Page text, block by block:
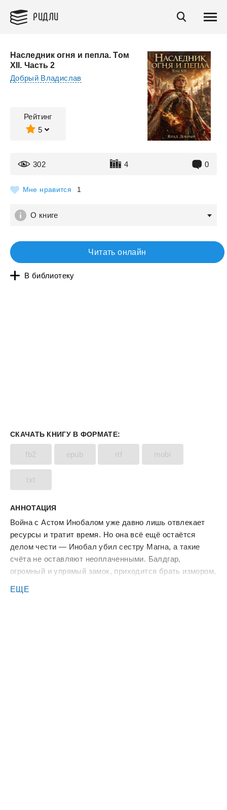
РИДЛИ
Наследник огня и пепла. Том
XII. Часть 2
Добрый Владислав
Рейтинг
5
302 4 0
Мне нравится 1
О книге
Читать онлайн
В библиотеку
СКАЧАТЬ КНИГУ В ФОРМАТЕ:
fb2 epub rtf mobi
txt
АННОТАЦИЯ
Война с Астом Инобалом уже давно лишь отвлекает
ресурсы и тратит время. Но она всё ещё остаётся
делом чести — Инобал убил сестру Магна, а такие
счёта не оставляют неоплаченными. Балдгар,
огромный и упрямый замок, приходится брать измором,
проблемы только начались.
ЕЩЕ